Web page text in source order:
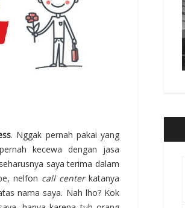
. Nggak pernah pakai yang
kecewa dengan jasa
saya terima dalam
nelfon call centerkatanya
nama saya. Nah lho? Kok